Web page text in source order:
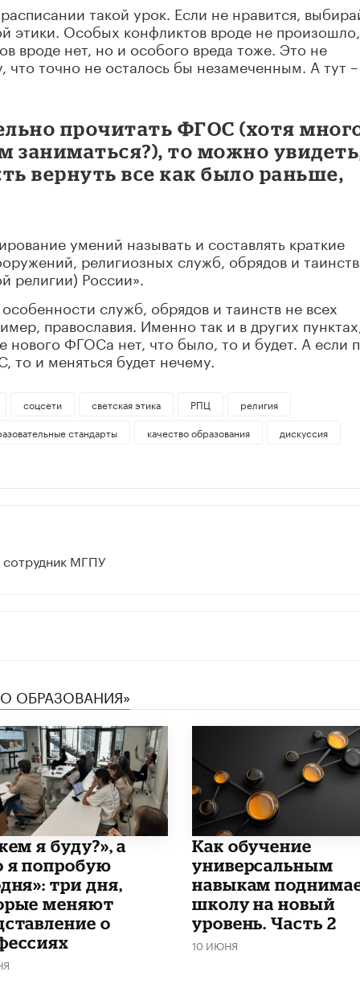
такой урок. Если не нравится,
этики. Особых конфликтов вроде не произошло,
вроде нет, но и особого вреда тоже. Это не
что точно не осталось бы незамеченным. А тут
прочитать ФГОС (хотя
заниматься?), то можно
вернуть все как было раньше,
умений называть и составлять краткие
религиозных служб, обрядов и таинств
религии) России».
служб, обрядов и таинств не всех
православия. Именно так и в других
нового ФГОСа нет, что было, то и будет. А если
и меняться будет нечему.
соцсети светская этика РПЦ
религия
стандарты
качество образования дискуссия
МГПУ
ОБРАЗОВАНИЯ»
я буду?», а
я попробую
три дня,
меняют
о
​Как обучение
универсальным
навыкам
школу на новый
уровень. Часть 2
10 ИЮНЯ